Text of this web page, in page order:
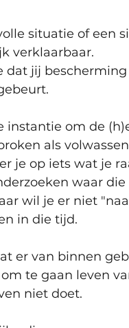
situatie of een
verklaarbaar.
dat jij
om de
als
je op iets wat je
waar
wil je er niet
in die tijd.
er van binnen
te gaan leven
niet doet.